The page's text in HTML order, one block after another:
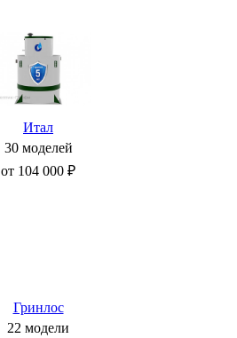
Итал
30 моделей
от 104 000 ₽
Гринлос
22 модели